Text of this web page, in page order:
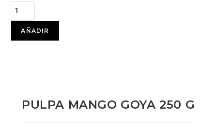
AÑADIR
PULPA MANGO GOYA 250 G